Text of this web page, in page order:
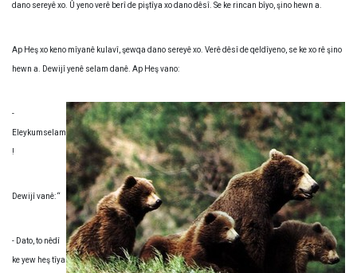
dano sereyê xo. Û yeno verê berî de piştîya xo dano dêsî. Se ke rincan bîyo, şino hewn a.
Ap Heş xo keno mîyanê kulavî, şewqa dano sereyê xo. Verê dêsî de qeldîyeno, se ke xo rê şino
hewn a. Dewijî yenê selam danê. Ap Heş vano:
-
Eleykumselam
!
Dewijî vanê: “
- Dato, to nêdî
ke yew heş tîya